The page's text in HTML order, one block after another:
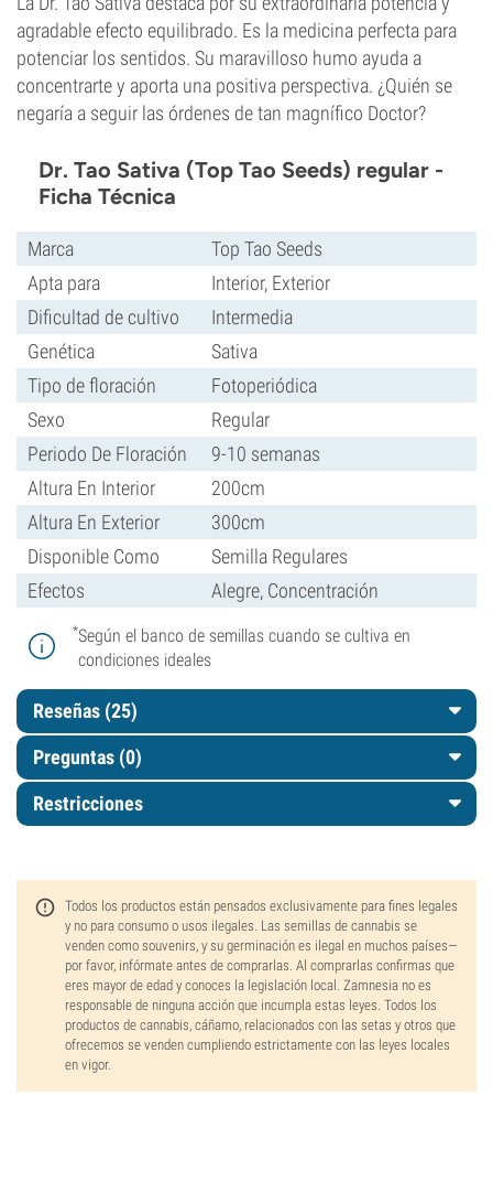
agradable efecto equilibrado. Es la medicina perfecta para
potenciar los sentidos. Su maravilloso humo ayuda a
concentrarte y aporta una positiva perspectiva. ¿Quién se
negaría a seguir las órdenes de tan magnífico Doctor?
Dr. Tao Sativa (Top Tao Seeds) regular -
Ficha Técnica
Marca
Top Tao Seeds
Apta para
Interior, Exterior
Dificultad de cultivo
Intermedia
Genética
Sativa
Tipo de floración
Fotoperiódica
Sexo
Regular
Periodo De Floración
9-10 semanas
Altura En Interior
200cm
Altura En Exterior
300cm
Disponible Como
Semilla Regulares
Efectos
Alegre, Concentración
*Según el banco de semillas cuando se cultiva en
condiciones ideales
Reseñas (25)
Preguntas (0)
Restricciones
Todos los productos están pensados exclusivamente para fines legales
y no para consumo o usos ilegales. Las semillas de cannabis se
venden como souvenirs, y su germinación es ilegal en muchos países—
por favor, infórmate antes de comprarlas. Al comprarlas confirmas que
eres mayor de edad y conoces la legislación local. Zamnesia no es
responsable de ninguna acción que incumpla estas leyes. Todos los
productos de cannabis, cáñamo, relacionados con las setas y otros que
ofrecemos se venden cumpliendo estrictamente con las leyes locales
en vigor.